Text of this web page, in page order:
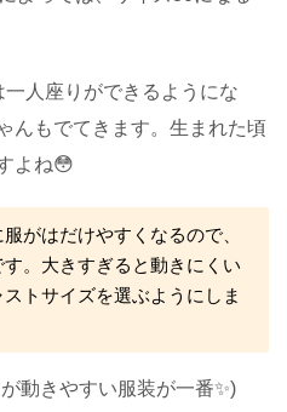
人座りができるようにな
んもでてきます。生まれた頃
よね😳
がはだけやすくなるので、
。大きすぎると動きにくい
トサイズを選ぶようにしま
動きやすい服装が一番✨)